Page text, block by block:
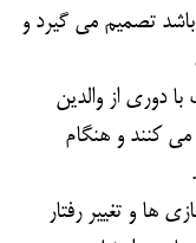
تصمیم می گیرد و
دوری از والدین
می کنند و هنگام
ها و تغییر رفتار